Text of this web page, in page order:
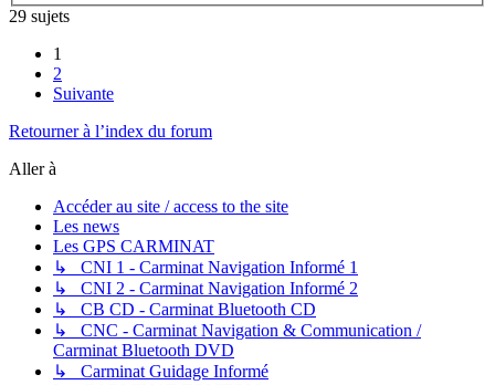
29 sujets
1
2
Suivante
Retourner à l’index du forum
Aller à
Accéder au site / access to the site
Les news
Les GPS CARMINAT
↳ CNI 1 - Carminat Navigation Informé 1
↳ CNI 2 - Carminat Navigation Informé 2
↳ CB CD - Carminat Bluetooth CD
↳ CNC - Carminat Navigation & Communication /
Carminat Bluetooth DVD
↳ Carminat Guidage Informé